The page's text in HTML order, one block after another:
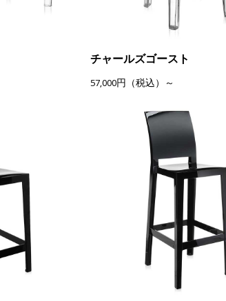
チャールズゴースト
57,000円（税込）～